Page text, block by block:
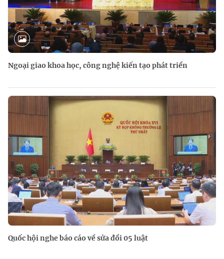
Ngoại giao khoa học, công nghệ kiến tạo phát triển
Quốc hội nghe báo cáo về sửa đổi 05 luật